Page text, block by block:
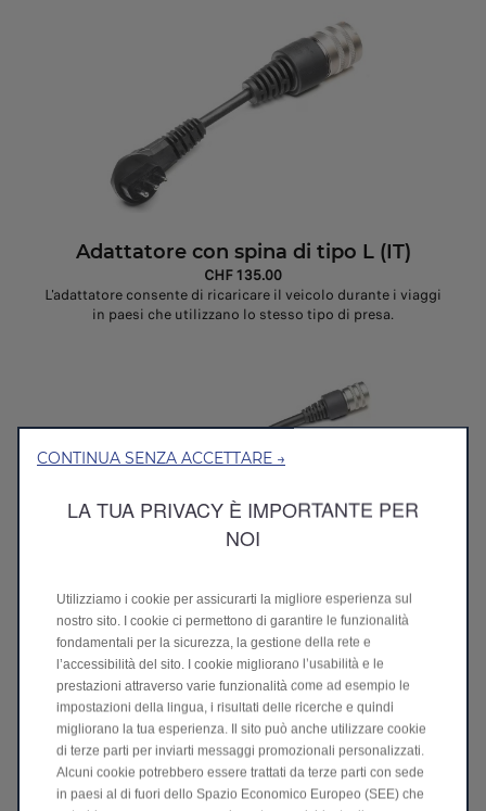
Adattatore con spina di tipo L (IT)
CHF 135.00
L'adattatore consente di ricaricare il veicolo durante i viaggi
in paesi che utilizzano lo stesso tipo di presa.
Adattatore con spina di tipo 2
CHF 403.00
L'adattatore consente di ricaricare il veicolo presso le
stazioni di ricarica
CONTINUA SENZA ACCETTARE →
LA TUA PRIVACY È IMPORTANTE PER
NOI
Utilizziamo i cookie per assicurarti la migliore esperienza sul
nostro sito. I cookie ci permettono di garantire le funzionalità
fondamentali per la sicurezza, la gestione della rete e
l’accessibilità del sito. I cookie migliorano l’usabilità e le
prestazioni attraverso varie funzionalità come ad esempio le
impostazioni della lingua, i risultati delle ricerche e quindi
migliorano la tua esperienza. Il sito può anche utilizzare cookie
di terze parti per inviarti messaggi promozionali personalizzati.
Alcuni cookie potrebbero essere trattati da terze parti con sede
in paesi al di fuori dello Spazio Economico Europeo (SEE) che